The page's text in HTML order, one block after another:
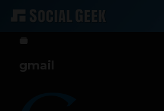
Social Geek 5 de marzo de 2013
gmail